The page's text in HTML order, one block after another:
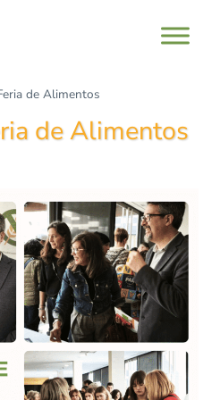
de Alimentos
de Alimentos